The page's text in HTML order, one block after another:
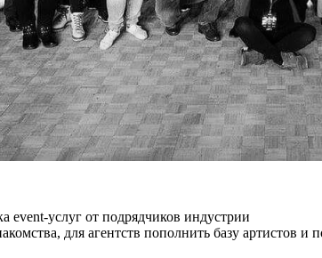
event-услуг от подрядчиков индустрии
для агентств пополнить базу артистов и